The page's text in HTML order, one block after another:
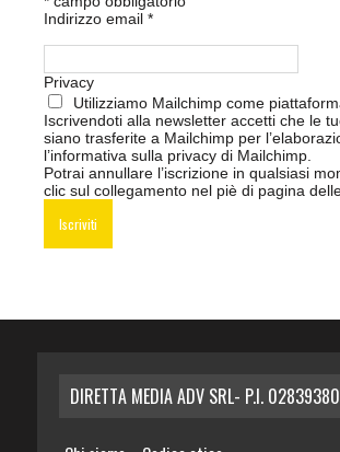
Indirizzo email *
Privacy
Utilizziamo Mailchimp come
Iscrivendoti alla newsletter accetti che le
siano trasferite a Mailchimp per
l’informativa sulla privacy di Mailchimp
Potrai annullare l’iscrizione in qualsiasi
clic sul collegamento nel piè di pagina
DIRETTA MEDIA ADV SRL- P.I.